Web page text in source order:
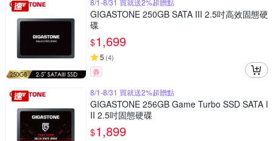
8/1-8/31 買就送2%超贈點
GIGASTONE 250GB SATA III 2.5吋高效固態硬
碟
$1,699
5 (4)
券
8/1-8/31 買就送2%超贈點
GIGASTONE 256GB Game Turbo SSD SATA I
II 2.5吋固態硬碟
$1,899